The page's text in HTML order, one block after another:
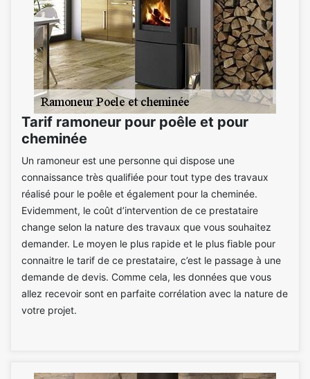
Tarif ramoneur pour poêle et pour
cheminée
Un ramoneur est une personne qui dispose une
connaissance très qualifiée pour tout type des travaux
réalisé pour le poêle et également pour la cheminée.
Evidemment, le coût d’intervention de ce prestataire
change selon la nature des travaux que vous souhaitez
demander. Le moyen le plus rapide et le plus fiable pour
connaitre le tarif de ce prestataire, c’est le passage à une
demande de devis. Comme cela, les données que vous
allez recevoir sont en parfaite corrélation avec la nature de
votre projet.